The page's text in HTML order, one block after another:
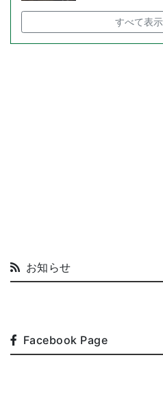
お知らせ
Facebook Page